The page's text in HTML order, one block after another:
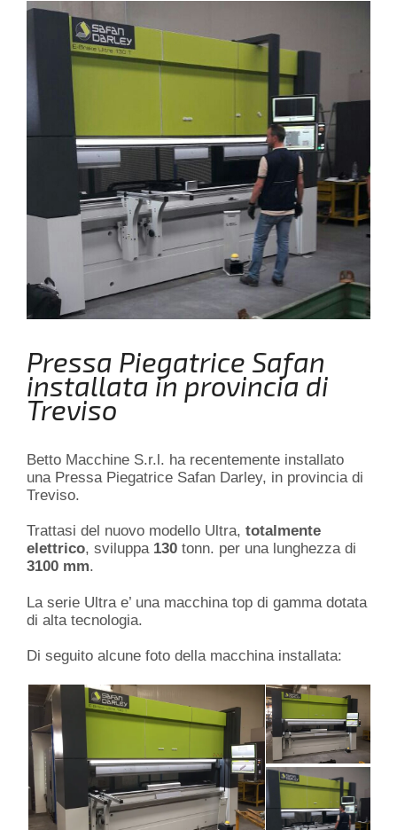
Pressa Piegatrice Safan
installata in provincia di
Treviso
Betto Macchine S.r.l. ha recentemente installato
una Pressa Piegatrice Safan Darley, in provincia di
Treviso.
Trattasi del nuovo modello Ultra, totalmente
elettrico, sviluppa 130 tonn. per una lunghezza di
3100 mm.
La serie Ultra e’ una macchina top di gamma dotata
di alta tecnologia.
Di seguito alcune foto della macchina installata: